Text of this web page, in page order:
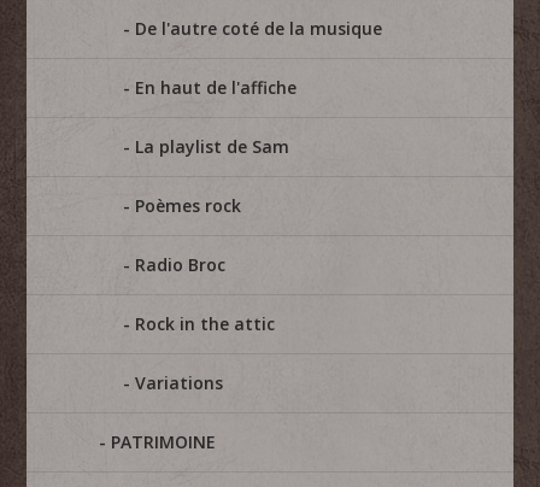
De l'autre coté de la musique
En haut de l'affiche
La playlist de Sam
Poèmes rock
Radio Broc
Rock in the attic
Variations
PATRIMOINE